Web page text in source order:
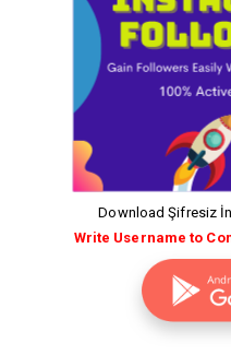
Download Şifresiz
Write Username to